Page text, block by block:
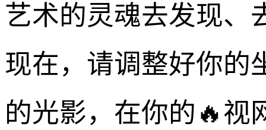
艺术的灵魂去发现、
现在，请调整好你的
的光影，在你的🔥视